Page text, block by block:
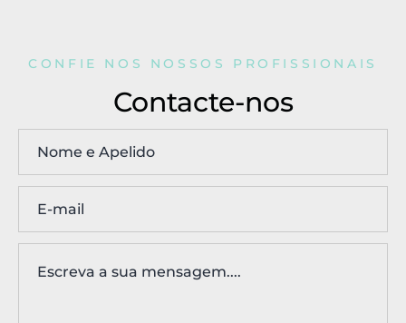
CONFIE NOS NOSSOS PROFISSIONAIS
Contacte-nos